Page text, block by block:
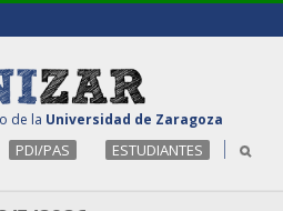
de la Universidad de Zaragoza
PDI/PAS ESTUDIANTES